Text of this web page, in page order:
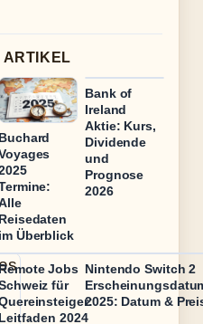
ARTIKEL
Buchard
Reisedaten
im Überblick
Bank of
Ireland
Aktie: Kurs,
Dividende
und
Prognose
2026
Jobs
für
Leitfaden 2024
Nintendo Switch 2
2025: Datum &